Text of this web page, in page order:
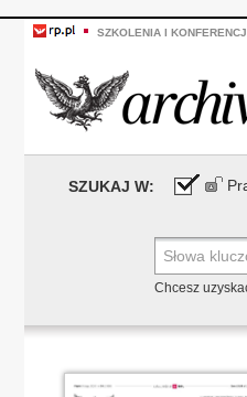
SZKOLENIA I
SZUKAJ W:
Chcesz